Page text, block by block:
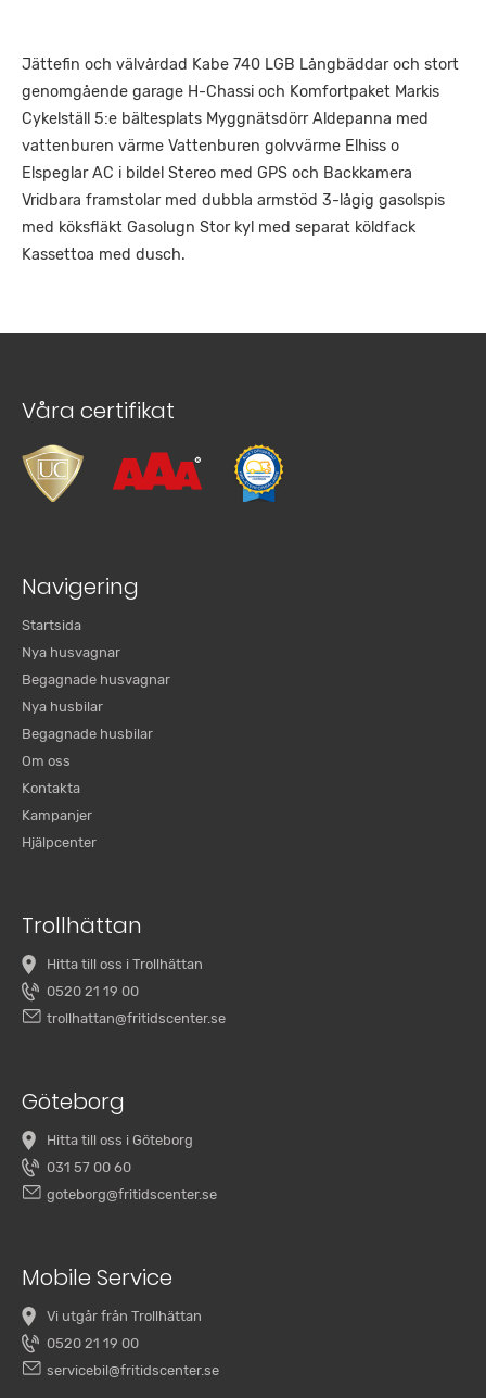
Jättefin och välvårdad Kabe 740 LGB Långbäddar och stort
genomgående garage H-Chassi och Komfortpaket Markis
Cykelställ 5:e bältesplats Myggnätsdörr Aldepanna med
vattenburen värme Vattenburen golvvärme Elhiss o
Elspeglar AC i bildel Stereo med GPS och Backkamera
Vridbara framstolar med dubbla armstöd 3-lågig gasolspis
med köksfläkt Gasolugn Stor kyl med separat köldfack
Kassettoa med dusch.
Våra certifikat
Navigering
Startsida
Nya husvagnar
Begagnade husvagnar
Nya husbilar
Begagnade husbilar
Om oss
Kontakta
Kampanjer
Hjälpcenter
Trollhättan
Hitta till oss i Trollhättan
0520 21 19 00
trollhattan@fritidscenter.se
Göteborg
Hitta till oss i Göteborg
031 57 00 60
goteborg@fritidscenter.se
Mobile Service
Vi utgår från Trollhättan
0520 21 19 00
servicebil@fritidscenter.se